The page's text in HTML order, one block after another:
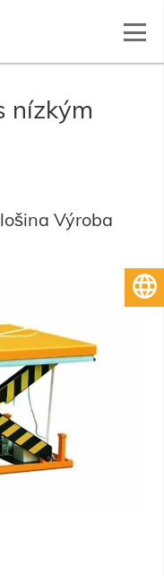
nízkým
Výroba
Čeština